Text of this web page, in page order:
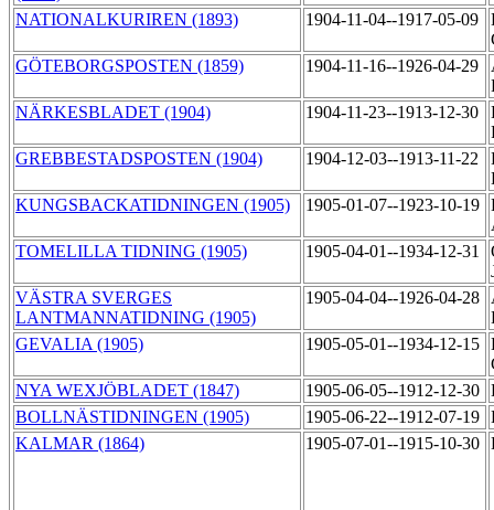
NATIONALKURIREN (1893) 1904-11-04--1917-05-09
GÖTEBORGSPOSTEN (1859)
1904-11-16--1926-04-29
NÄRKESBLADET (1904)
1904-11-23--1913-12-30
GREBBESTADSPOSTEN (1904)
1904-12-03--1913-11-22
KUNGSBACKATIDNINGEN (1905)
1905-01-07--1923-10-19
TOMELILLA TIDNING (1905)
1905-04-01--1934-12-31
VÄSTRA SVERGES
LANTMANNATIDNING (1905)
1905-04-04--1926-04-28
GEVALIA (1905)
1905-05-01--1934-12-15
NYA WEXJÖBLADET (1847)
1905-06-05--1912-12-30
BOLLNÄSTIDNINGEN (1905)
1905-06-22--1912-07-19
KALMAR (1864)
1905-07-01--1915-10-30